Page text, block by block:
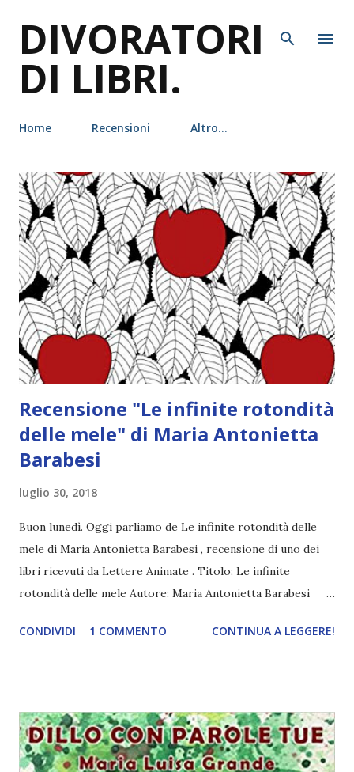
DIVORATORI
DI LIBRI.
Home Recensioni Altro…
Recensione "Le infinite rotondità
delle mele" di Maria Antonietta
Barabesi
luglio 30, 2018
Buon lunedì. Oggi parliamo de Le infinite rotondità delle
mele di Maria Antonietta Barabesi , recensione di uno dei
libri ricevuti da Lettere Animate . Titolo: Le infinite
rotondità delle mele Autore: Maria Antonietta Barabesi
personaggi storici, che attraversando il tempo si ritrovano
Elisabetta I non fosse mai nata?Chi potrebbe nascere tra
Giuda e Maria Maddalena, se avessero avuto la possibilità di
CONDIVIDI 1 COMMENTO CONTINUA A LEGGERE!